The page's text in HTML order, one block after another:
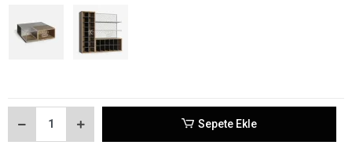
Sepete Ekle